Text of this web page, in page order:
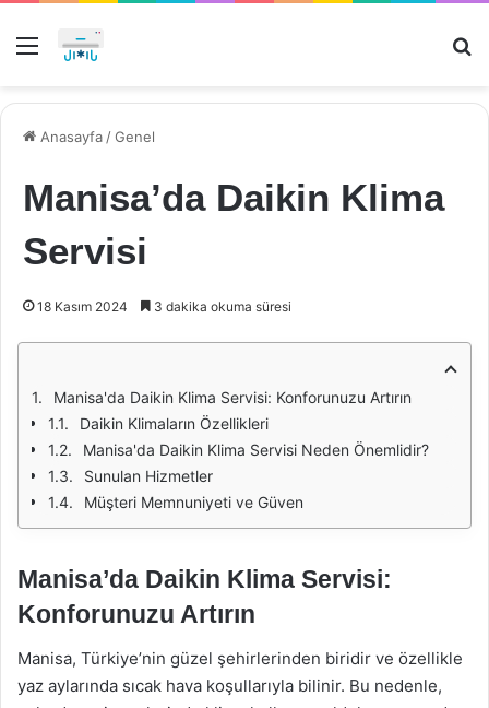
Menü
Anasayfa /Genel
Manisa’da Daikin Klima
Servisi
18 Kasım 2024 3 dakika okuma süresi
Manisa'da Daikin Klima Servisi: Konforunuzu Artırın
Daikin Klimaların Özellikleri
Manisa'da Daikin Klima Servisi Neden Önemlidir?
Sunulan Hizmetler
Müşteri Memnuniyeti ve Güven
Manisa’da Daikin Klima Servisi:
Konforunuzu Artırın
Manisa, Türkiye’nin güzel şehirlerinden biridir ve özellikle
yaz aylarında sıcak hava koşullarıyla bilinir. Bu nedenle,